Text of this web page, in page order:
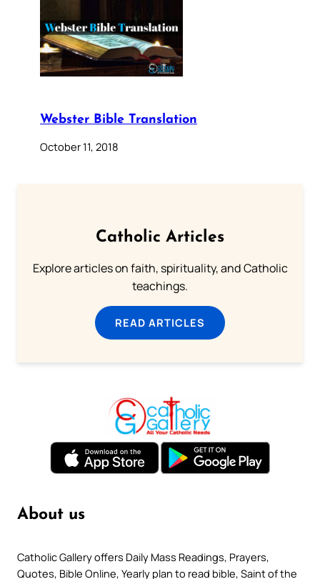
Webster Bible Translation
October 11, 2018
Catholic Articles
Explore articles on faith, spirituality, and Catholic
teachings.
READ ARTICLES
About us
Catholic Gallery offers Daily Mass Readings, Prayers,
Quotes, Bible Online, Yearly plan to read bible, Saint of the